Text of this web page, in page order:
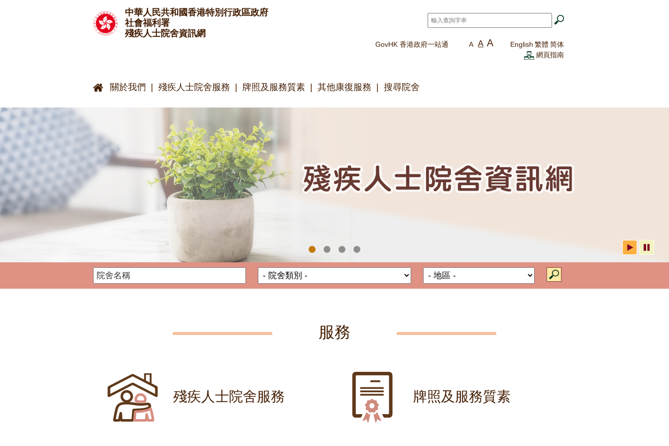
中華人民共和國香港特別行政區政府
社會福利署
殘疾人士院舍資訊網
搜尋*
GovHK 香港政府一站通 A A A English 繁體 简体
網頁指南
關於我們 殘疾人士院舍服務 牌照及服務質素 其他康復服務 搜尋院舍
社署殘疾人士院舍資訊網 院舍名稱 院舍類別 院舍類別
服務
殘疾人士院舍服務 牌照及服務質素